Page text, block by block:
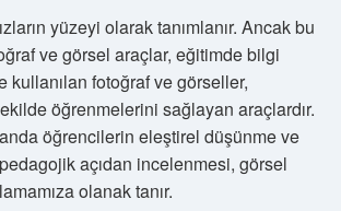
yüzeyi olarak tanımlanır. Ancak bu
ve görsel araçlar, eğitimde bilgi
kullanılan fotoğraf ve görseller,
öğrenmelerini sağlayan araçlardır.
öğrencilerin eleştirel düşünme ve
açıdan incelenmesi, görsel
olanak tanır.